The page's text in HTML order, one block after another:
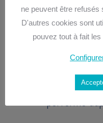
navigation
La procrastination
Les 7 points forts
performe
ne peuvent être
D'autres cookies sont
pouvez tout à fait